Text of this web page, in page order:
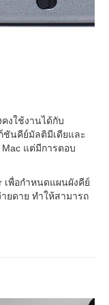
งใช้งานได้กับ
ชันคีย์มัลติมีเดียและ
แต่มีการตอบ
เพื่อกำหนดแผนผังคีย์
ยดาย ทำให้สามารถ